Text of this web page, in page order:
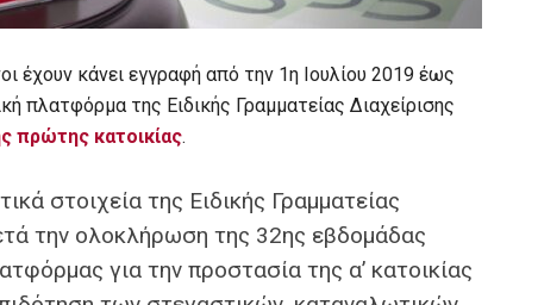
έχουν κάνει εγγραφή από την 1η Ιουλίου 2019 έως
πλατφόρμα της Ειδικής Γραμματείας Διαχείρισης
πρώτης κατοικίας.
στοιχεία της Ειδικής Γραμματείας
την ολοκλήρωση της 32ης εβδομάδας
για την προστασία της α’ κατοικίας